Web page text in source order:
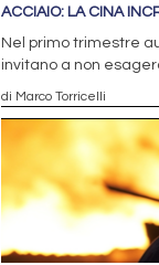
ACCIAIO: LA CINA
Nel primo trimestre
invitano a non
di Marco Torricelli